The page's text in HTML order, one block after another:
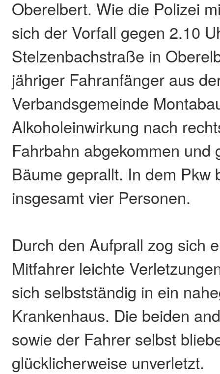
Oberelbert. Wie die Polizei
sich der Vorfall gegen 2.10
Stelzenbachstraße in
jähriger Fahranfänger aus
Verbandsgemeinde
Alkoholeinwirkung nach
Fahrbahn abgekommen und
Bäume geprallt. In dem Pkw
insgesamt vier Personen.
Durch den Aufprall zog sich
Mitfahrer leichte
sich selbstständig in ein
Krankenhaus. Die beiden
sowie der Fahrer selbst
glücklicherweise unverletzt.